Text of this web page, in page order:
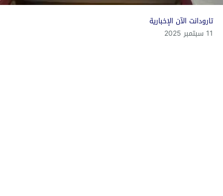
تارودانت الآن الإخبارية
11 سبتمبر 2025